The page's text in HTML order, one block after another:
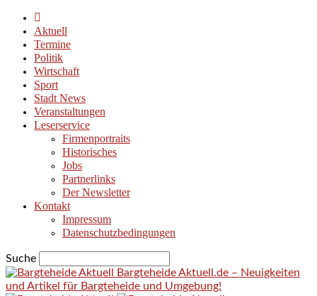
Aktuell
Termine
Politik
Wirtschaft
Sport
Stadt News
Veranstaltungen
Leserservice
Firmenportraits
Historisches
Jobs
Partnerlinks
Der Newsletter
Kontakt
Impressum
Datenschutzbedingungen
Suche
Bargteheide Aktuell.de – Neuigkeiten
und Artikel für Bargteheide und Umgebung!